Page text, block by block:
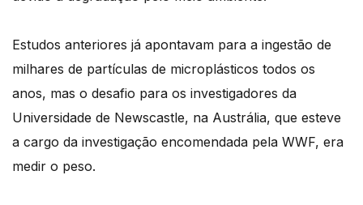
Estudos anteriores já apontavam para a ingestão de
milhares de partículas de microplásticos todos os
anos, mas o desafio para os investigadores da
Universidade de Newscastle, na Austrália, que esteve
a cargo da investigação encomendada pela WWF, era
medir o peso.